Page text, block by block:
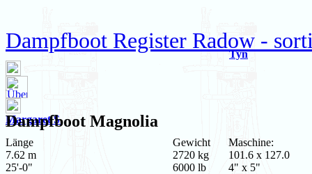
Dampfboot Register Radow -
Tyn
Margaret S.
Dampfboot Magnolia
Länge
7.62 m
25'-0"
Gewicht
2720 kg
6000 lb
Maschine:
101.6 x 127.0
4" x 5"